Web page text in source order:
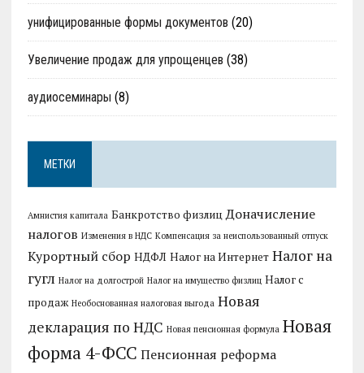
унифицированные формы документов (20)
Увеличение продаж для упрощенцев (38)
аудиосеминары (8)
МЕТКИ
Амнистия капитала Банкротство физлиц Доначисление
налогов Изменения в НДС Компенсация за неиспользованный отпуск
Курортный сбор НДФЛ Налог на Интернет Налог на
гугл Налог на долгострой Налог на имущество физлиц Налог с
продаж Необоснованная налоговая выгода Новая
декларация по НДС Новая пенсионная формула Новая
форма 4-ФСС Пенсионная реформа